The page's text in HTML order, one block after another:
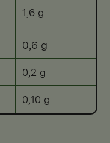
1,6 g
0,6 g
0,2 g
0,10 g